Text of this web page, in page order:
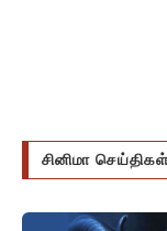
சினிமா